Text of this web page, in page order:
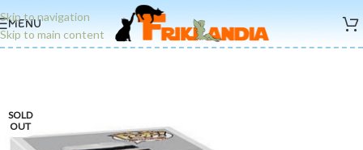
Skip to navigation
Skip to main content
MENU
SOLD
OUT